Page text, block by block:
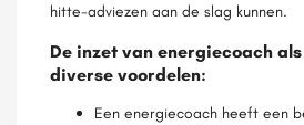
hitte-adviezen aan de slag kunnen.
De inzet van energiecoach
diverse voordelen:
Een energiecoach heeft een